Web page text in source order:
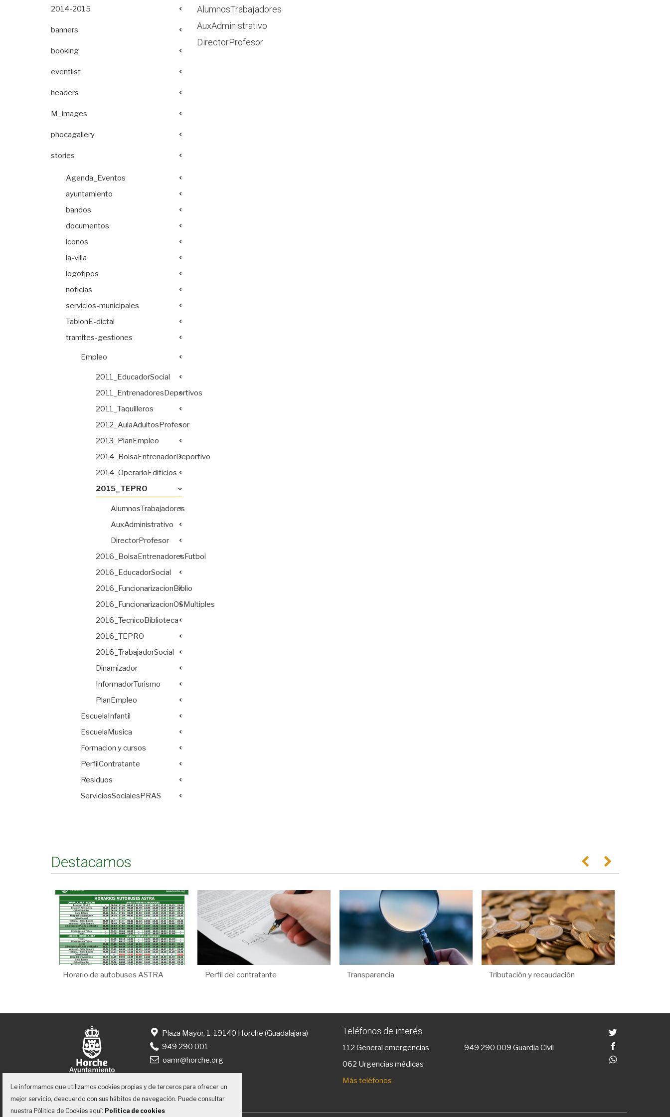
AlumnosTrabajadores
AuxAdministrativo
DirectorProfesor
2014-2015
banners
booking
eventlist
headers
M_images
phocagallery
stories
Agenda_Eventos
ayuntamiento
bandos
documentos
iconos
la-villa
logotipos
noticias
servicios-municipales
TablonE-dictal
tramites-gestiones
Empleo
2011_EducadorSocial
2011_EntrenadoresDeportivos
2011_Taquilleros
2012_AulaAdultosProfesor
2013_PlanEmpleo
2014_BolsaEntrenadorDeportivo
2014_OperarioEdificios
2015_TEPRO
AlumnosTrabajadores
AuxAdministrativo
DirectorProfesor
2016_BolsaEntrenadoresFutbol
2016_EducadorSocial
2016_FuncionarizacionBiblio
2016_FuncionarizacionOSMultiples
2016_TecnicoBiblioteca
2016_TEPRO
2016_TrabajadorSocial
Dinamizador
InformadorTurismo
PlanEmpleo
EscuelaInfantil
EscuelaMusica
Formacion y cursos
PerfilContratante
Residuos
ServiciosSocialesPRAS
Destacamos Anterior
Horario de autobuses ASTRA Perfil del contratante Transparencia Tributación y recaudación
Plaza Mayor, 1. 19140 Horche (Guadalajara)
949 290 001
oamr@horche.org
Teléfonos de interés
112 General emergencias 949 290 009 Guardia Civil
062 Urgencias médicas
Más teléfonos
Le informamos que utilizamos cookies propias y de terceros para ofrecer un
mejor servicio, deacuerdo con sus hábitos de navegación. Puede consultar
nuestra Pólitica de Cookies aquí: Política de cookies